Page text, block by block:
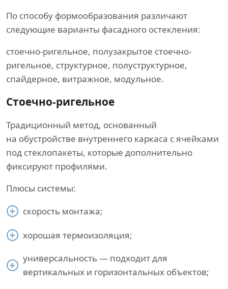
По способу формообразования различают
следующие варианты фасадного остекления:
стоечно-ригельное, полузакрытое стоечно-
ригельное, структурное, полуструктурное,
спайдерное, витражное, модульное.
Стоечно-ригельное
Традиционный метод, основанный
на обустройстве внутреннего каркаса с ячейками
под стеклопакеты, которые дополнительно
фиксируют профилями.
Плюсы системы:
скорость монтажа;
хорошая термоизоляция;
универсальность — подходит для
вертикальных и горизонтальных объектов;